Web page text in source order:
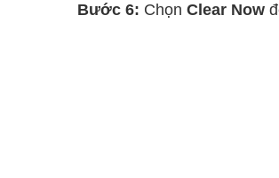
Bước 6: Chọn Clear Now